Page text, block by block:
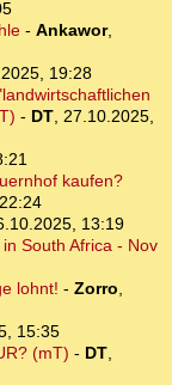
- Ankawor,
19:28
- DT, 27.10.2025,
kaufen?
13:19
South Africa - Nov
lohnt! - Zorro,
15:35
(mT) - DT,